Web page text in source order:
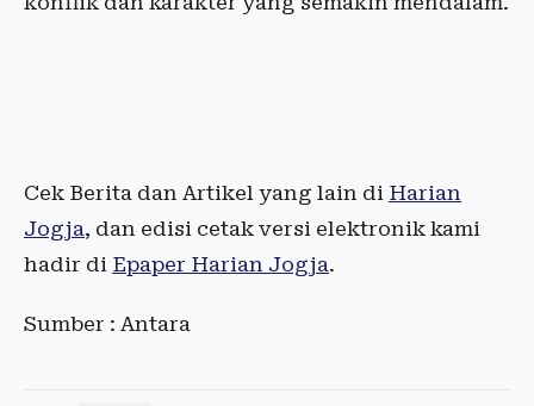
Cek Berita dan Artikel yang lain di Harian
Jogja, dan edisi cetak versi elektronik kami
hadir di Epaper Harian Jogja.
Sumber : Antara